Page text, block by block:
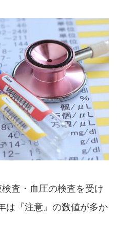
査・血圧の検査を受け
は『注意』の数値が多か